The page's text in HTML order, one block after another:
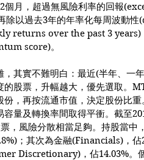
個月，超過無風險利率的回報
除以過去3年的年率化每周波動
returns over the past 3 years)
score)。
，其實不難明白：最近(半年、一
的股票，升幅越大，優先選取。
份，再按流通市值，決定股份比
容量及轉換率間取得平衝。截至
，風險分散相當足夠。持股當中
；其次為金融(Financials)，佔
Discretionary)，佔14.03%。